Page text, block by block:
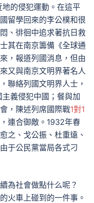
的侵犯運動。在這平
留學回來的李公樸和很
、徘徊中追求著抗日救
其在南京籌備《全球通
，報道列國消息，但由
又與南京文明界著名人
聯絡列國文明界人士，
義侵犯中國；餐與加
，陳述列席國際戰1對1
連合御敵。1932年春
之、戈公振、杜重遠、
于公民黨當局各式刁
為社會做點什么呢？
火車上碰到的一件事。